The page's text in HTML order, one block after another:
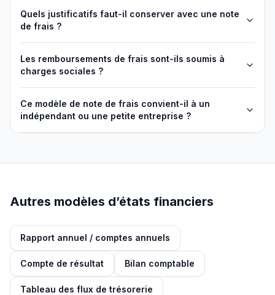
Quels justificatifs faut-il conserver avec une note
de frais ?
Les remboursements de frais sont-ils soumis à
charges sociales ?
Ce modèle de note de frais convient-il à un
indépendant ou une petite entreprise ?
Autres modèles d’états financiers
Rapport annuel / comptes annuels
Compte de résultat Bilan comptable
Tableau des flux de trésorerie